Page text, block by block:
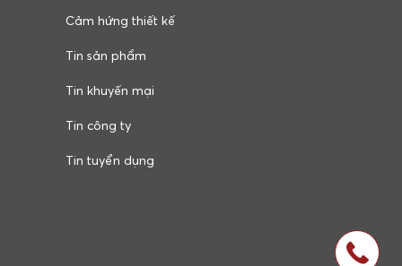
Cảm hứng thiết kế
Tin sản phẩm
Tin khuyến mại
Tin công ty
Tin tuyển dụng